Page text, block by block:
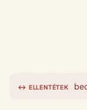
↔ ELLENTÉTEK